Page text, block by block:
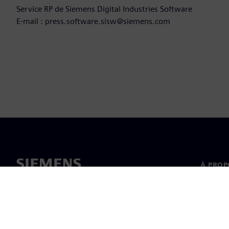
Service RP de Siemens Digital Industries Software
E-mail : press.software.sisw@siemens.com
À